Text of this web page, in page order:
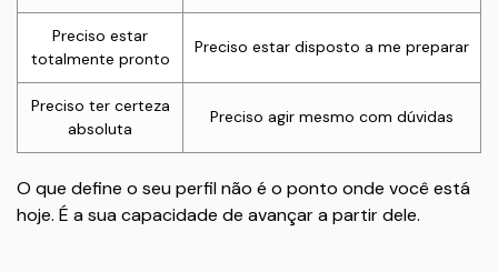
Preciso estar
totalmente pronto
Preciso estar disposto a me preparar
Preciso ter certeza
absoluta
Preciso agir mesmo com dúvidas
O que define o seu perfil não é o ponto onde você está
hoje. É a sua capacidade de avançar a partir dele.